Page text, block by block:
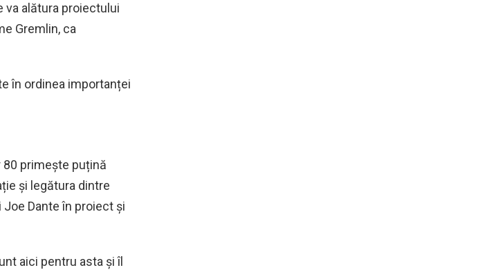
va alătura proiectului
Gremlin, ca
în ordinea importanței
primește puțină
și legătura dintre
Dante în proiect și
aici pentru asta și îl